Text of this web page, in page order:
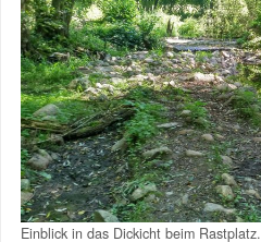
Einblick in das Dickicht beim Rastplatz.